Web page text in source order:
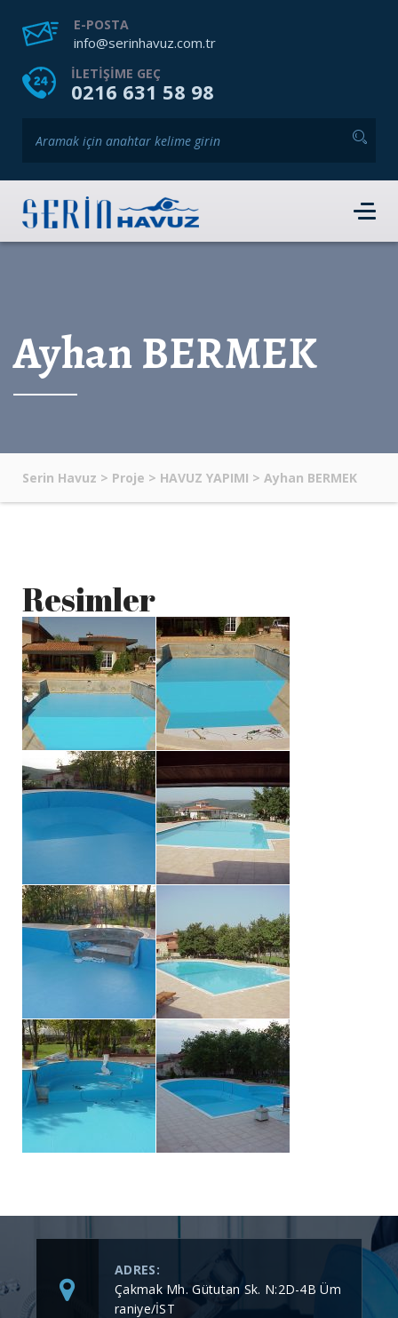
ANASAYFA
GALERI HABERLER
E-POSTA
info@serinhavuz.com.tr
ILETIŞIME GEÇ
0216 631 58 98
Ayhan BERMEK
Serin Havuz > Proje > HAVUZ YAPIMI > Ayhan BERMEK
Resimler
ADRES:
Çakmak Mh. Gütutan Sk. N:2D-4B Üm
raniye/İST